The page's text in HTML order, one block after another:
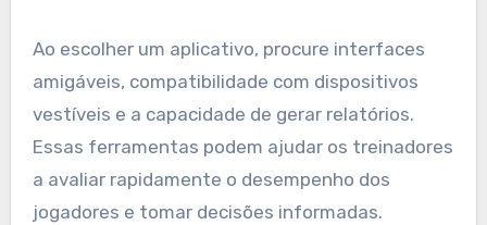
Ao escolher um aplicativo, procure interfaces
amigáveis, compatibilidade com dispositivos
vestíveis e a capacidade de gerar relatórios.
Essas ferramentas podem ajudar os treinadores
a avaliar rapidamente o desempenho dos
jogadores e tomar decisões informadas.